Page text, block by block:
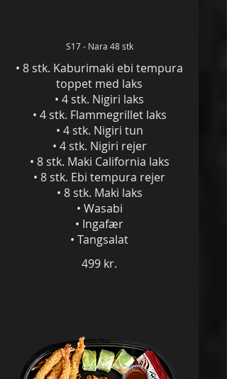
S17 - Nara 48 stk
• 8 stk. Kaburimaki ebi tempura
toppet med laks
• 4 stk. Nigiri laks
• 4 stk. Flammegrillet laks
• 4 stk. Nigiri tun
• 4 stk. Nigiri rejer
• 8 stk. Maki California laks
• 8 stk. Ebi tempura rejer
• 8 stk. Maki laks
• Wasabi
• Ingafær
• Tangsalat
499 kr.